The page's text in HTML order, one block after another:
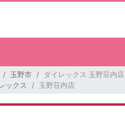
玉野市
ダイレックス 玉野荘内店
ックス 玉野荘内店